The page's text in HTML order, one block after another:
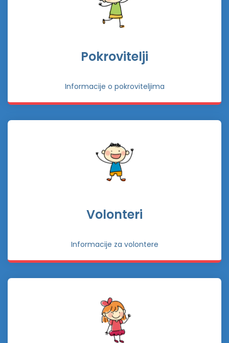
Pokrovitelji
Informacije o pokroviteljima
Volonteri
Informacije za volontere